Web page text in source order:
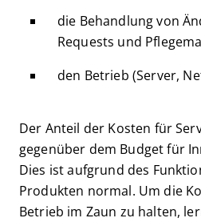
die Behandlung von
Requests und
den Betrieb (Server,
Der Anteil der Kosten für
gegenüber dem Budget für
Dies ist aufgrund des
Produkten normal. Um die
Betrieb im Zaun zu halten,